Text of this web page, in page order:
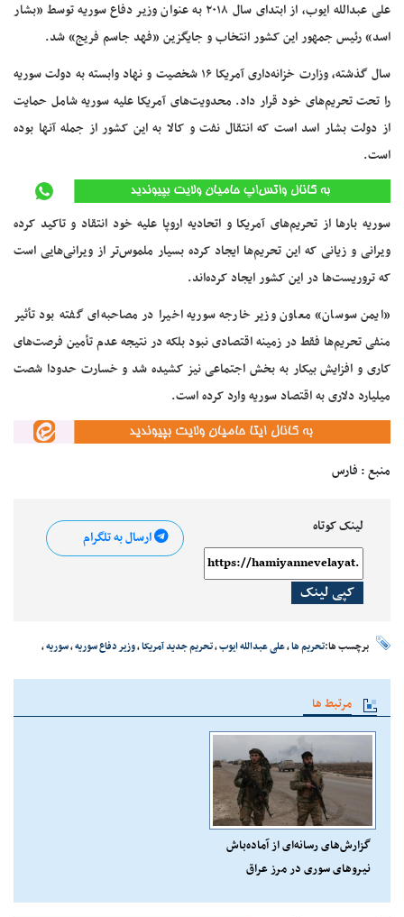
علی عبدالله ایوب،‌ از ابتدای سال ۲۰۱۸ به عنوان وزیر دفاع سوریه توسط «بشار
اسد» رئیس جمهور این کشور انتخاب و جایگزین «فهد جاسم فریج» شد.
سال گذشته،‌ وزارت خزانه‌داری آمریکا ۱۶ شخصیت و نهاد وابسته به دولت سوریه
را تحت تحریم‌های خود قرار داد. محدویت‌های آمریکا علیه سوریه شامل حمایت
از دولت بشار اسد است که انتقال نفت و کالا به این کشور از جمله آنها بوده
است.
سوریه بارها از تحریم‌های آمریکا و اتحادیه اروپا علیه خود انتقاد و تاکید کرده
ویرانی و زیانی که این تحریم‌ها ایجاد کرده بسیار ملموس‌تر از ویرانی‌هایی است
که تروریست‌ها در این کشور ایجاد کرده‌اند.
«ایمن سوسان» معاون وزیر خارجه سوریه اخیرا در مصاحبه‌ای گفته بود تأثیر
منفی تحریم‌ها فقط در زمینه اقتصادی نبود بلکه در نتیجه عدم تأمین فرصت‌های
کاری و افزایش بیکار به بخش اجتماعی نیز کشیده شد و خسارت حدودا شصت
میلیارد دلاری به اقتصاد سوریه وارد کرده است.
منبع : فارس
لینک کوتاه
کپی لینک
ارسال به تلگرام
برچسب ها:تحریم ها،علی عبدالله ایوب،تحریم جدید آمریکا،وزیر دفاع سوریه،سوریه،
مرتبط ها
گزارش‌های رسانه‌ای از آماده‌باش
نیروهای سوری در مرز عراق